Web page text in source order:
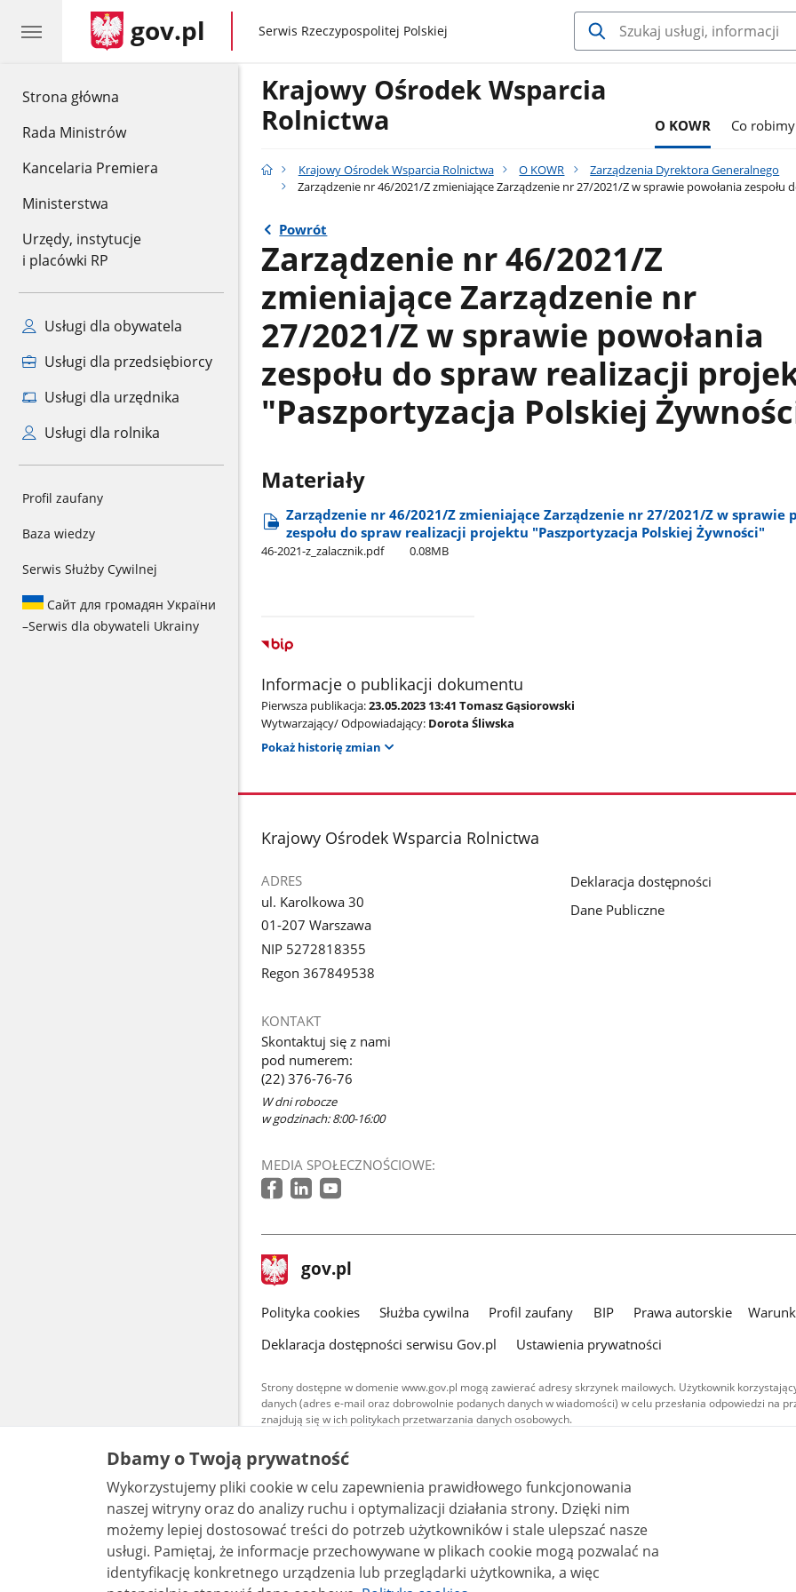
Strona główna
Rada Ministrów
Kancelaria Premiera
Ministerstwa
Urzędy, instytucje
i placówki RP
Usługi dla obywatela
Usługi dla przedsiębiorcy
Usługi dla urzędnika
Usługi dla rolnika
Profil zaufany
Baza wiedzy
Serwis Służby Cywilnej
Сайт для громадян України
–Serwis dla obywateli Ukrainy
gov.pl gov.pl
Serwis Rzeczypospolitej Polskiej
Krajowy Ośrodek Wsparcia
Rolnictwa
O KOWR Co robimy
Krajowy Ośrodek Wsparcia Rolnictwa O KOWR
Zarządzenia Dyrektora Generalnego
Zarządzenie nr 46/2021/Z zmieniające Zarządzenie nr 27/2021/Z w sprawie powołania
Powrót
Zarządzenie nr 46/2021/Z
zmieniające Zarządzenie nr
27/2021/Z w sprawie powołania
zespołu do spraw realizacji
"Paszportyzacja Polskiej
Materiały
Zarządzenie nr 46/2021/Z zmieniające Zarządzenie nr 27/2021/Z w sprawie
zespołu do spraw realizacji projektu "Paszportyzacja Polskiej Żywności"
46-2021-z​_zalacznik.pdf 0.08MB
Informacje o publikacji dokumentu
Pierwsza publikacja:23.05.2023 13:41 Tomasz Gąsiorowski
Wytwarzający/ Odpowiadający: Dorota Śliwska
Pokaż historię zmian
stopka
Krajowy Ośrodek Wsparcia Rolnictwa
ADRES
ul. Karolkowa 30
01-207 Warszawa
NIP 5272818355
Regon 367849538
KONTAKT
Skontaktuj się z nami
pod numerem:
(22) 376-76-76
W dni robocze
w godzinach: 8:00-16:00
MEDIA SPOŁECZNOŚCIOWE:
Deklaracja dostępności
Dane Publiczne
stopka
gov.pl Strona
gov.pl
gov.pl
Polityka cookies Służba cywilna Profil zaufany BIP Prawa autorskie
Deklaracja dostępności serwisu Gov.pl
Ustawienia prywatności
Strony dostępne w domenie www.gov.pl mogą zawierać adresy skrzynek mailowych. Użytkownik
danych (adres e-mail oraz dobrowolnie podanych danych w wiadomości) w celu przesłania odpowiedzi na
znajdują się w ich politykach przetwarzania danych osobowych.
Treści tekstowe publikowane w serwisie (z wyłączeniem treści audiowizualnych), są
udostępniane na licencji typu Creative Commons: uznanie autorstwa - na tych samych
warunkach 4.0 (CC BY-SA 4.0). Materiały audiowizualne, w tym zdjęcia, materiały audio i wideo,
są udostępniane na licencji typu Creative Commons: uznanie autorstwa użycie niekomercyjne -
bez utworów zależnych 4.0 (CC BY-NC-ND 4.0), o ile nie jest to stwierdzone inaczej.
Dbamy o Twoją prywatność
Wykorzystujemy pliki cookie w celu zapewnienia prawidłowego funkcjonowania
naszej witryny oraz do analizy ruchu i optymalizacji działania strony. Dzięki nim
możemy lepiej dostosować treści do potrzeb użytkowników i stale ulepszać nasze
usługi. Pamiętaj, że informacje przechowywane w plikach cookie mogą pozwalać na
identyfikację konkretnego urządzenia lub przeglądarki użytkownika, a więc